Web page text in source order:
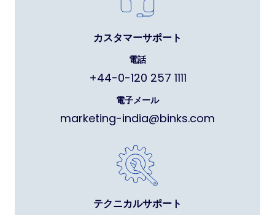
カスタマーサポート
電話
+44-0-120 257 1111
電子メール
marketing-india@binks.com
テクニカルサポート